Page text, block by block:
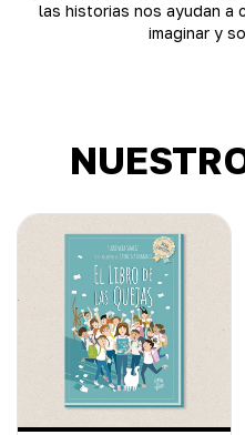
las historias nos ayudan a
imaginar y